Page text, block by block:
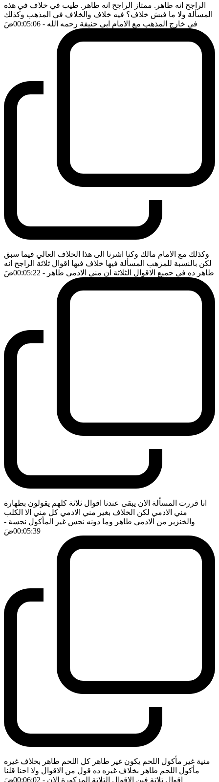
الراجح انه طاهر. ممتاز الراجح انه طاهر. طيب في خلاف في هذه
المسألة ولا ما فيش خلاف؟ فيه خلاف والخلاف في المذهب وكذلك
في خارج المذهب مع الامام ابي حنيفة رحمه الله - 00:05:06 ضَ
وكذلك مع الامام مالك وكنا اشرنا الى هذا الخلاف العالي فيما سبق
لكن بالنسبة للمزهب المسألة فيها خلاف فيها اقوال ثلاثة الراجح انه
طاهر ده في جميع الاقوال الثلاثة ان مني الادمي طاهر - 00:05:22 ضَ
انا قررت المسألة الان يبقى عندنا اقوال ثلاثة كلهم يقولون بطهارة
مني الادمي لكن الخلاف بغير مني الادمي كل مني الا الكلب
والخنزير من الادمي طاهر وما دونه نجس غير المأكول نجسة -
00:05:39ضَ
منية غير مأكول اللحم يكون غير طاهر كل اللحم طاهر بخلاف غيره
مأكول اللحم طاهر بخلاف غيره ده قول من الاقوال ولا احنا قلنا
اقوال تلاتة فين الاقوال التلاتة المزكورة الان - 00:06:02 ضَ